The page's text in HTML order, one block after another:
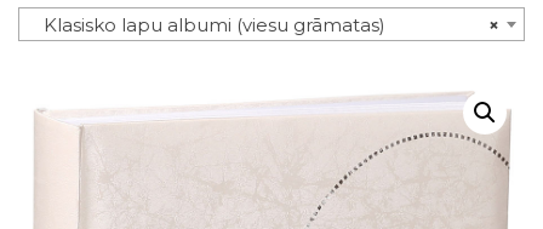
×
Klasisko lapu albumi (viesu grāmatas)